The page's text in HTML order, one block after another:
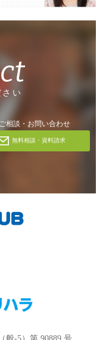
い
ご相談・お問い合わせ
無料相談・資料請求